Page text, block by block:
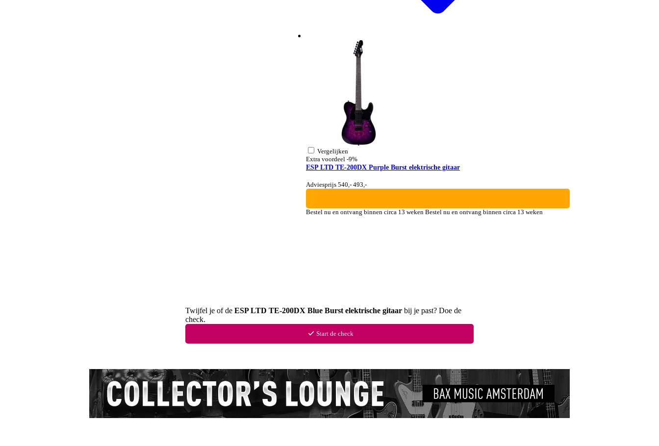
Vergelijken
Extra voordeel -9%
ESP LTD TE-200DX Purple Burst elektrische gitaar
Adviesprijs 540,- 493,-
Bestel nu en ontvang binnen circa 13 weken Bestel nu en ontvang binnen circa 13 weken
Twijfel je of de ESP LTD TE-200DX Blue Burst elektrische gitaar bij je past? Doe de
check.
Start de check